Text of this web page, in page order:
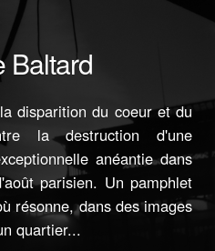
Baltard
disparition du coeur et du
la destruction d'une
anéantie dans
parisien. Un pamphlet
résonne, dans des images
quartier...